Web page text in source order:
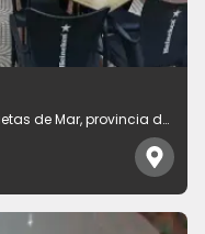
de Mar, provincia de